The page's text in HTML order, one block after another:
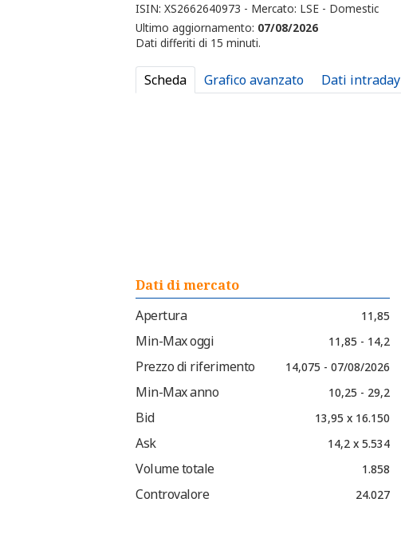
ISIN: XS2662640973 - Mercato: LSE - Domestic
Ultimo aggiornamento: 07/08/2026
Dati differiti di 15 minuti.
Scheda Grafico avanzato Dati intraday
Dati di mercato
Apertura
11,85
Min-Max oggi 11,85 - 14,2
Prezzo di riferimento 14,075 - 07/08/2026
Min-Max anno 10,25 - 29,2
Bid 13,95 x 16.150
Ask 14,2 x 5.534
Volume totale 1.858
Controvalore 24.027